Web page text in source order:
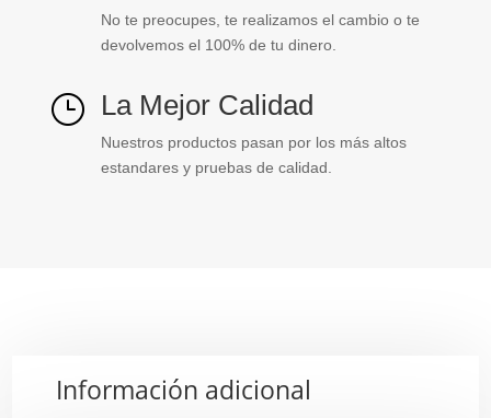
No te preocupes, te realizamos el cambio o te
devolvemos el 100% de tu dinero.
} La Mejor Calidad
Nuestros productos pasan por los más altos
estandares y pruebas de calidad.
Información adicional